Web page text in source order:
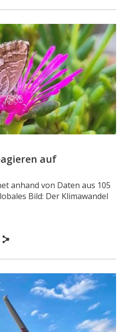
auf
anhand von Daten aus 105
Bild: Der Klimawandel